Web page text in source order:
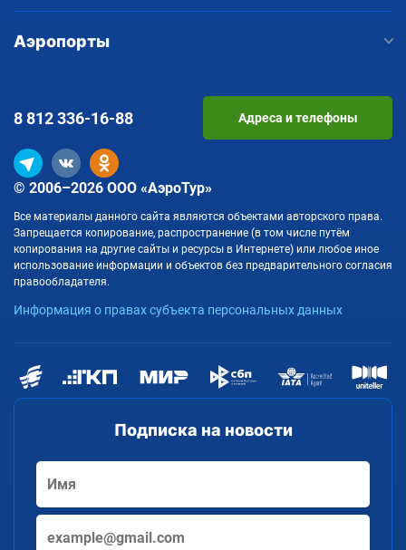
Аэропорты
Подписка на новости
© 2006–2026 ООО «АэроТур»
Все материалы данного сайта являются объектами авторского права.
Запрещается копирование, распространение (в том числе путём
копирования на другие сайты и ресурсы в Интернете) или любое иное
использование информации и объектов без предварительного согласия
правообладателя.
Информация о правах субъекта персональных данных
8 812336-16-88 Адреса и телефоны